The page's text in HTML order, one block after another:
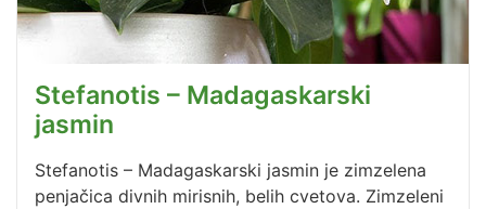
Stefanotis – Madagaskarski
jasmin
Stefanotis – Madagaskarski jasmin je zimzelena
penjačica divnih mirisnih, belih cvetova. Zimzeleni